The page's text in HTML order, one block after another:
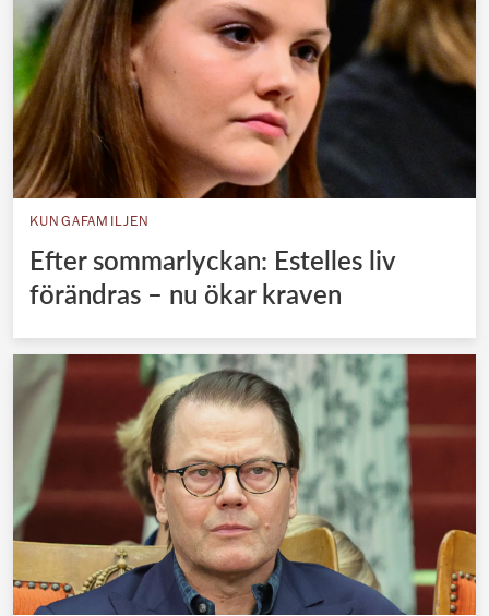
KUNGAFAMILJEN
Efter sommarlyckan: Estelles liv
förändras – nu ökar kraven